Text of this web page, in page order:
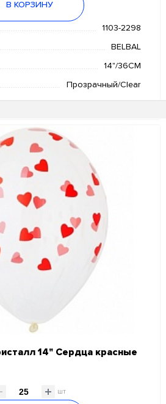
В КОРЗИНУ
1103-2298
BELBAL
14"/36СМ
Прозрачный/Clear
14" Сердца красные
шт